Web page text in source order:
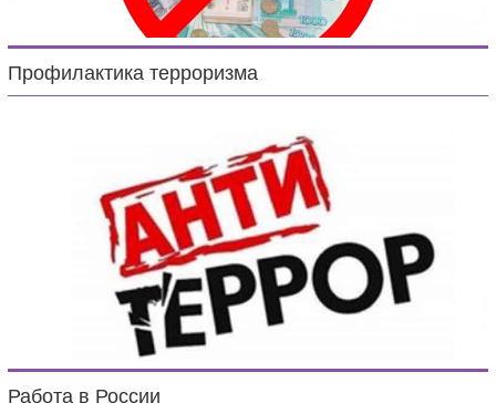
Профилактика терроризма
Работа в России